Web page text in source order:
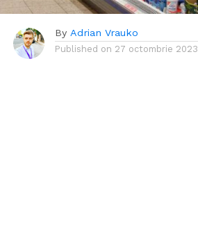
By Adrian Vrauko
Published on 27 octombrie 2023